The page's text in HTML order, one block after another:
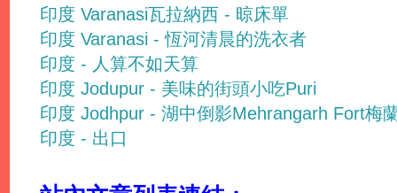
印度 Varanasi瓦拉納西 - 晾床單
印度 Varanasi - 恆河清晨的洗衣者
印度 - 人算不如天算
印度 Jodupur - 美味的街頭小吃Puri
印度 Jodhpur - 湖中倒影Mehrangarh Fort梅
印度 - 出口